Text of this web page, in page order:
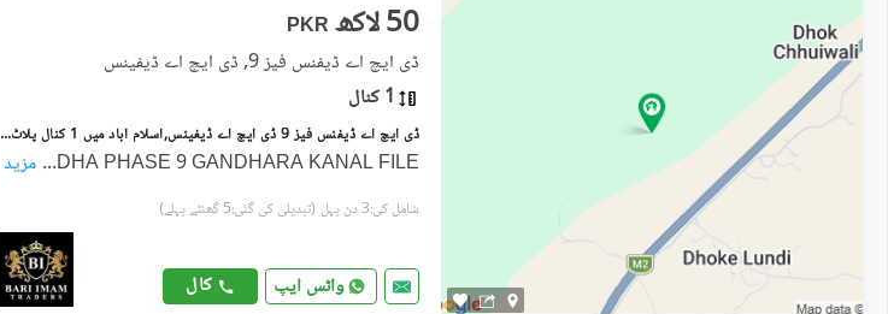
PKR 50 لاکھ
ڈی ایچ اے ڈیفنس فیز 9, ڈی ایچ اے ڈیفینس
1 کنال
ڈی ایچ اے ڈیفنس فیز 9 ڈی ایچ اے ڈیفینس,اسلام آباد میں 1 کنال پلاٹ فائل 50.0 لاکھ میں برائے فروخت۔
DHA PHASE 9 GANDHARA KANAL FILE
... مزید
شامل کی:3 دن پہل (تبدیلی کی گئی:5 گھنٹے پہلے)
واٹس ایپ کال